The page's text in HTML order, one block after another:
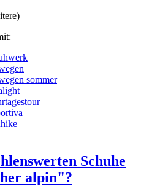
sommer
Schuhe
alpin"?